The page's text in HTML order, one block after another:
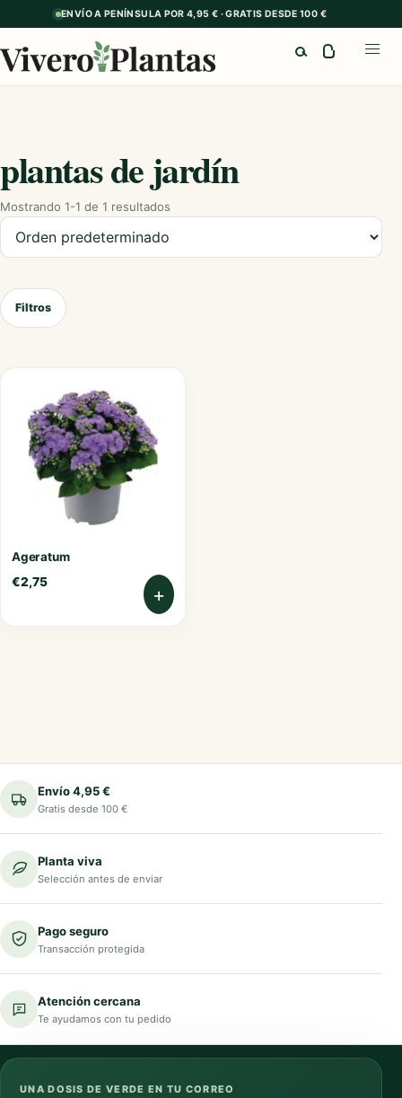
ENVÍO A PENÍNSULA POR 4,95 € · GRATIS DESDE 100 €
plantas de jardín
Mostrando 1-1 de 1 resultados
Ordenar productos
Filtros
Ageratum
€2,75
+
Envío 4,95 €
Gratis desde 100 €
Planta viva
Selección antes de enviar
Pago seguro
Transacción protegida
Atención cercana
Te ayudamos con tu pedido
UNA DOSIS DE VERDE EN TU CORREO